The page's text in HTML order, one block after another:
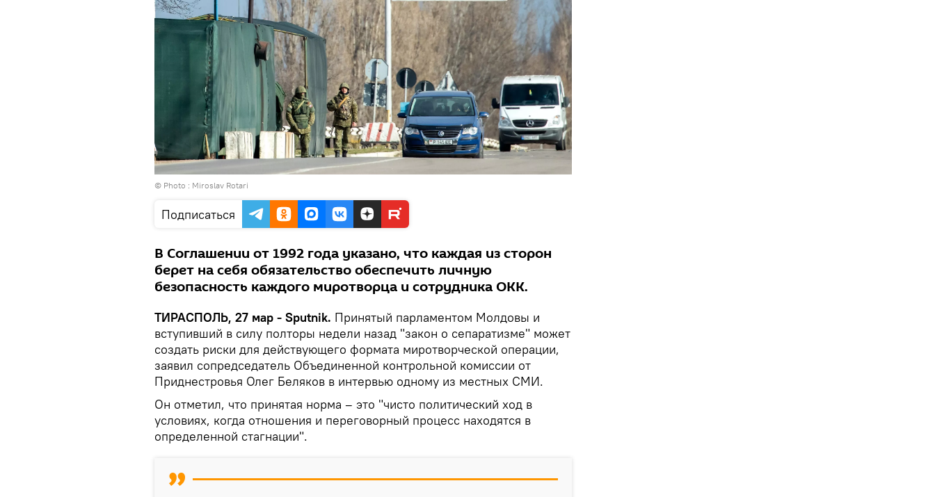
© Photo : Miroslav Rotari
Подписаться
В Соглашении от 1992 года указано, что каждая из сторон
берет на себя обязательство обеспечить личную
безопасность каждого миротворца и сотрудника ОКК.
ТИРАСПОЛЬ, 27 мар - Sputnik. Принятый парламентом Молдовы и
вступивший в силу полторы недели назад "закон о сепаратизме" может
создать риски для действующего формата миротворческой операции,
заявил сопредседатель Объединенной контрольной комиссии от
Приднестровья Олег Беляков в интервью одному из местных СМИ.
Он отметил, что принятая норма – это "чисто политический ход в
условиях, когда отношения и переговорный процесс находятся в
определенной стагнации".